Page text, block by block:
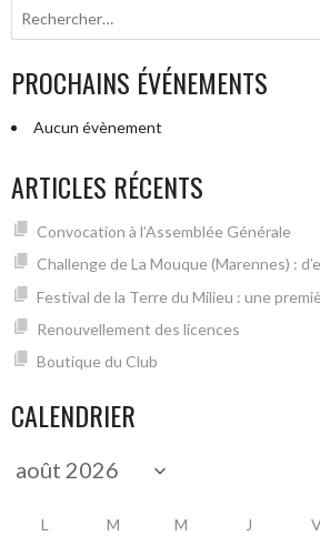
PROCHAINS ÉVÉNEMENTS
Aucun évènement
ARTICLES RÉCENTS
Convocation à l’Assemblée Générale
Challenge de La Mouque (Marennes) :
Festival de la Terre du Milieu : une
Renouvellement des licences
Boutique du Club
CALENDRIER
L M M J